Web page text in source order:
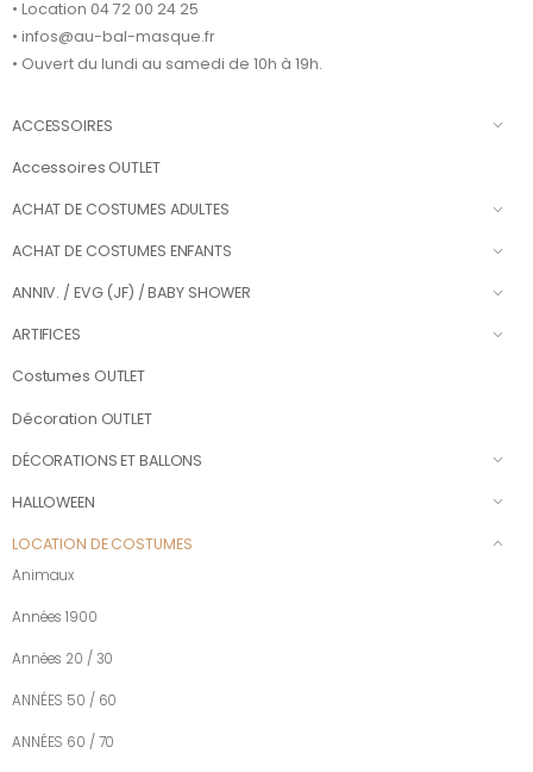
• Location 04 72 00 24 25
• infos@au-bal-masque.fr
• Ouvert du lundi au samedi de 10h à 19h.
ACCESSOIRES
Accessoires OUTLET
ACHAT DE COSTUMES ADULTES
ACHAT DE COSTUMES ENFANTS
ANNIV. / EVG (JF) / BABY SHOWER
ARTIFICES
Costumes OUTLET
Décoration OUTLET
DÉCORATIONS ET BALLONS
HALLOWEEN
LOCATION DE COSTUMES
Animaux
Années 1900
Années 20 / 30
ANNÉES 50 / 60
ANNÉES 60 / 70